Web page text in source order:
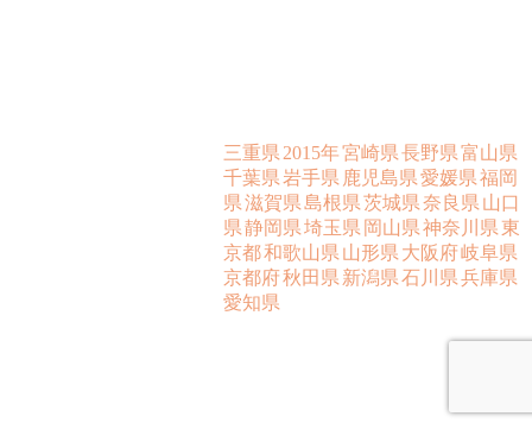
三重県 2015年宮崎県長野県富山県
千葉県岩手県 鹿児島県愛媛県福岡
県滋賀県島根県茨城県奈良県 山口
県静岡県埼玉県 岡山県神奈川県東
京都和歌山県 山形県 大阪府岐阜県
京都府秋田県 新潟県石川県兵庫県
愛知県